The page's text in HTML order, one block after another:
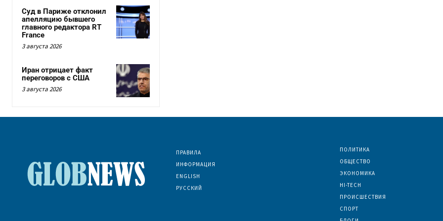
Суд в Париже отклонил
апелляцию бывшего
главного редактора RT
France
3 августа 2026
Иран отрицает факт
переговоров с США
3 августа 2026
ПРАВИЛА
ИНФОРМАЦИЯ
ENGLISH
РУССКИЙ
ПОЛИТИКА
ОБЩЕСТВО
ЭКОНОМИКА
HI-TECH
ПРОИСШЕСТВИЯ
СПОРТ